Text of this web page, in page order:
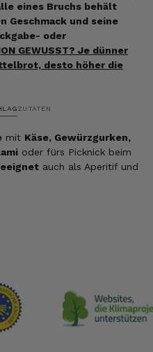
eines Bruchs behält
Geschmack und seine
oder
GEWUSST? Je dünner
desto höher die
ZUTATEN
mit Käse, Gewürzgurken,
oder fürs Picknick beim
auch als Aperitif und